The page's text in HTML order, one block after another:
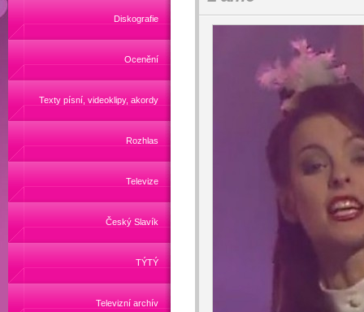
Diskografie
Ocenění
Texty písní, videoklipy, akordy
Rozhlas
Televize
Český Slavík
TÝTÝ
Televizní archív